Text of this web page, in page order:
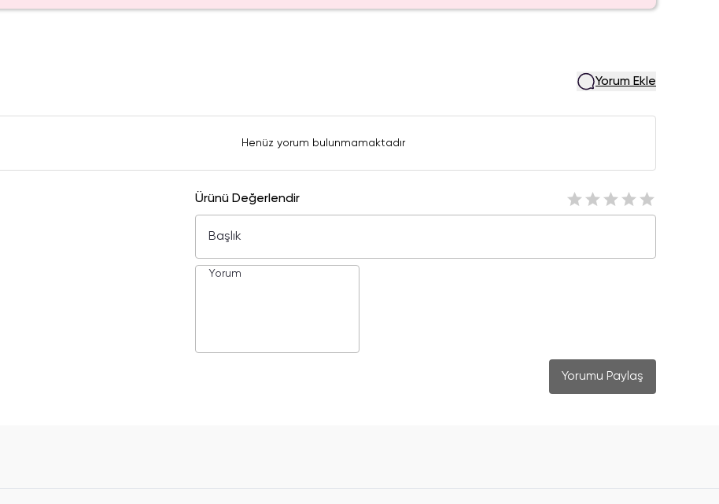
Yorum Ekle
Henüz yorum bulunmamaktadır
Ürünü Değerlendir
Yorumu Paylaş